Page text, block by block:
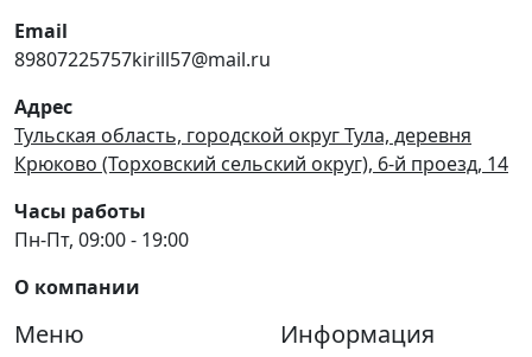
Email
89807225757kirill57@mail.ru
Адрес
Тульская область, городской округ Тула, деревня
Крюково (Торховский сельский округ), 6-й проезд, 14
Часы работы
Пн-Пт, 09:00 - 19:00
О компании
Меню Информация